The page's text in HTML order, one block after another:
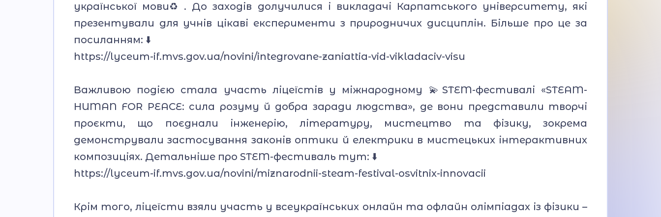
української мови♻️. До заходів долучилися і викладачі Карпатського університету, які
презентували для учнів цікаві експерименти з природничих дисциплін. Більше про це за
посиланням: ⬇️
https://lyceum-if.mvs.gov.ua/novini/integrovane-zaniattia-vid-vikladaciv-visu
Важливою подією стала участь ліцеїстів у міжнародному 💫STEM-фестивалі «STEAM-
HUMAN FOR PEACE: сила розуму й добра заради людства», де вони представили творчі
проєкти, що поєднали інженерію, літературу, мистецтво та фізику, зокрема
демонстрували застосування законів оптики й електрики в мистецьких інтерактивних
композиціях. Детальніше про STEM-фестиваль тут: ⬇️
https://lyceum-if.mvs.gov.ua/novini/miznarodnii-steam-festival-osvitnix-innovacii
Крім того, ліцеїсти взяли участь у всеукраїнських онлайн та офлайн олімпіадах із фізики –